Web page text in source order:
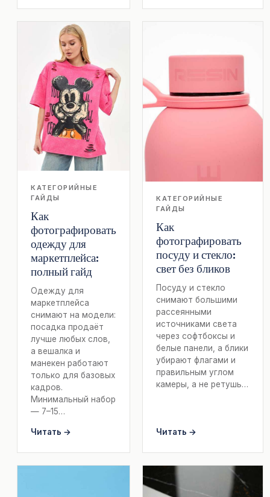
КАТЕГОРИЙНЫЕ
ГАЙДЫ
Как
фотографировать
одежду для
маркетплейса:
полный гайд
Одежду для
маркетплейса
снимают на модели:
посадка продаёт
лучше любых слов,
а вешалка и
манекен работают
только для базовых
кадров.
Минимальный набор
— 7–15…
Читать →
КАТЕГОРИЙНЫЕ
ГАЙДЫ
Как
фотографировать
посуду и стекло:
свет без бликов
Посуду и стекло
снимают большими
рассеянными
источниками света
через софтбоксы и
белые панели, а блики
убирают флагами и
правильным углом
камеры, а не ретушь…
Читать →